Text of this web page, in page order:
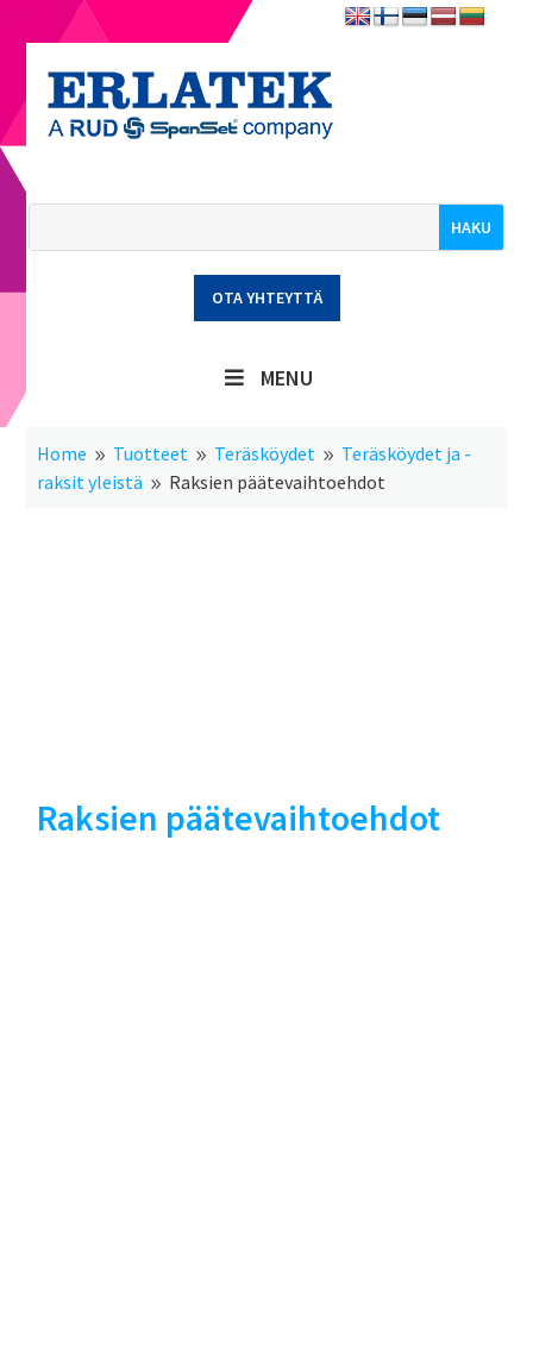
OTA YHTEYTTÄ
MENU
Home 9 Tuotteet 9 Teräsköydet 9 Teräsköydet ja -
raksit yleistä 9 Raksien päätevaihtoehdot
Raksien päätevaihtoehdot